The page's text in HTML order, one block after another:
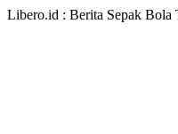
Libero.id : Berita Sepak Bola